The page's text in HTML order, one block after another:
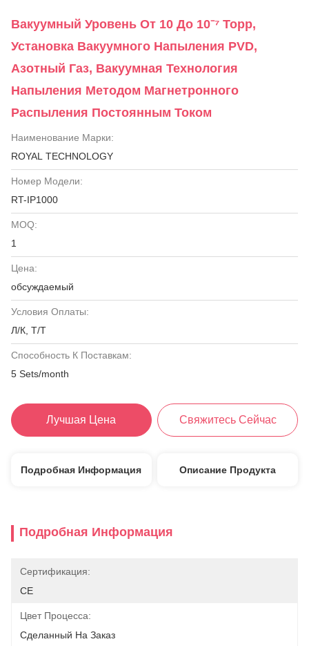
Вакуумный Уровень От 10 До 10⁻⁷ Торр,
Установка Вакуумного Напыления PVD,
Азотный Газ, Вакуумная Технология
Напыления Методом Магнетронного
Распыления Постоянным Током
Наименование Марки:
ROYAL TECHNOLOGY
Номер Модели:
RT-IP1000
MOQ:
1
Цена:
обсуждаемый
Условия Оплаты:
Л/К, Т/Т
Способность К Поставкам:
5 Sets/month
Лучшая Цена Свяжитесь Сейчас
Подробная Информация Описание Продукта
Подробная Информация
Сертификация:
CE
Цвет Процесса:
Сделанный На Заказ